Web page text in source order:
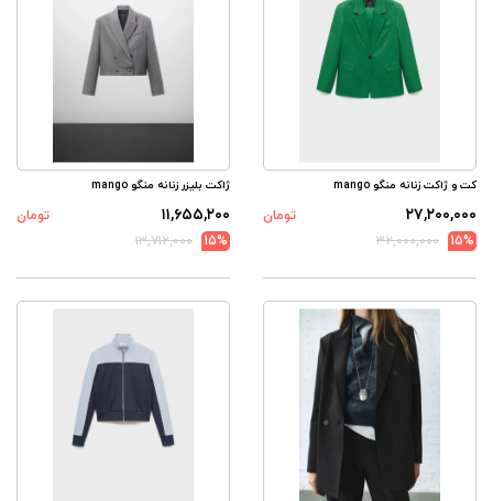
کت و ژاکت زنانه منگو mango
۲۷,۲۰۰,۰۰۰
تومان
15%
۳۲,۰۰۰,۰۰۰
ژاکت بلیزر زنانه منگو mango
۱۱,۶۵۵,۲۰۰
تومان
15%
۱۳,۷۱۲,۰۰۰